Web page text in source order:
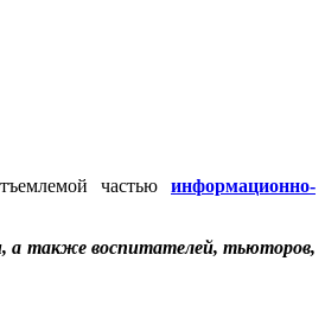
частью информационно-
а также воспитателей, тьюторов,